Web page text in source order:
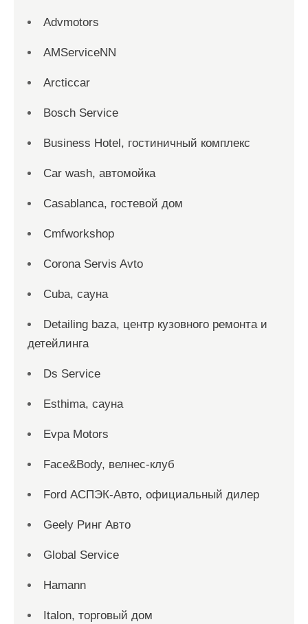
Advmotors
AMServiceNN
Arcticcar
Bosch Service
Business Hotel, гостиничный комплекс
Car wash, автомойка
Casablanca, гостевой дом
Cmfworkshop
Corona Servis Avto
Cuba, сауна
Detailing baza, центр кузовного ремонта и
детейлинга
Ds Service
Esthima, сауна
Evpa Motors
Face&Body, велнес-клуб
Ford АСПЭК-Авто, официальный дилер
Geely Ринг Авто
Global Service
Hamann
Italon, торговый дом